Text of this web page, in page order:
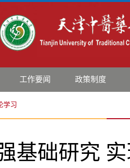
工作要闻 政策制度
学习
基础研究